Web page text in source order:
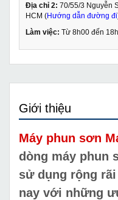
Địa chỉ 2: 70/55/3 Nguyễn
HCM (Hướng dẫn đường đi
Làm việc: Từ 8h00 đến
Giới thiệu
Máy phun sơn
dòng máy phun
sử dụng rộng
nay với những